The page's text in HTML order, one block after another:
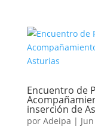
Encuentro de
inserción de
por Adeipa |